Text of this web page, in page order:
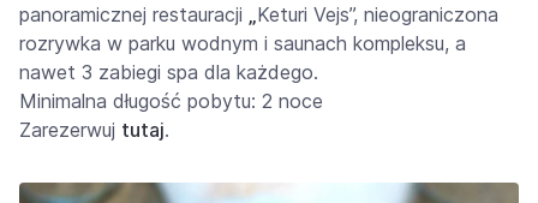
panoramicznej restauracji „Keturi Vejs”, nieograniczona
rozrywka w parku wodnym i saunach kompleksu, a
nawet 3 zabiegi spa dla każdego.
Minimalna długość pobytu: 2 noce
Zarezerwuj tutaj.